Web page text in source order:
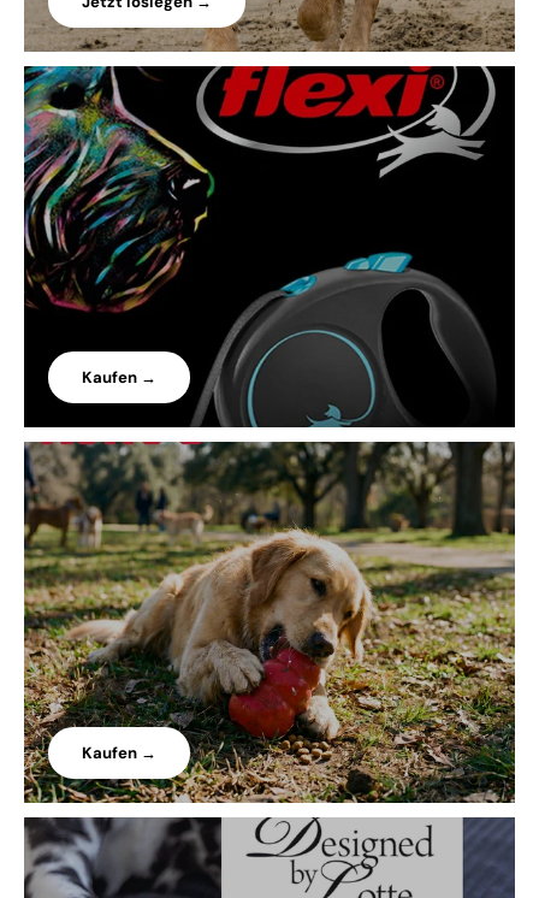
Kaufen →
Kaufen →